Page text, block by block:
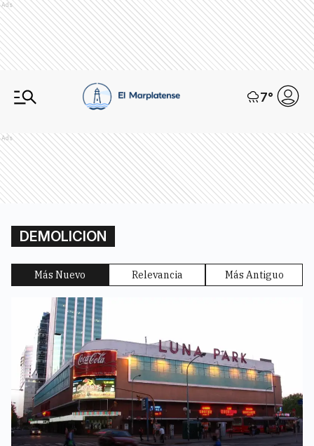
Ads
7°
Ads
DEMOLICION
Más Nuevo Relevancia Más Antiguo